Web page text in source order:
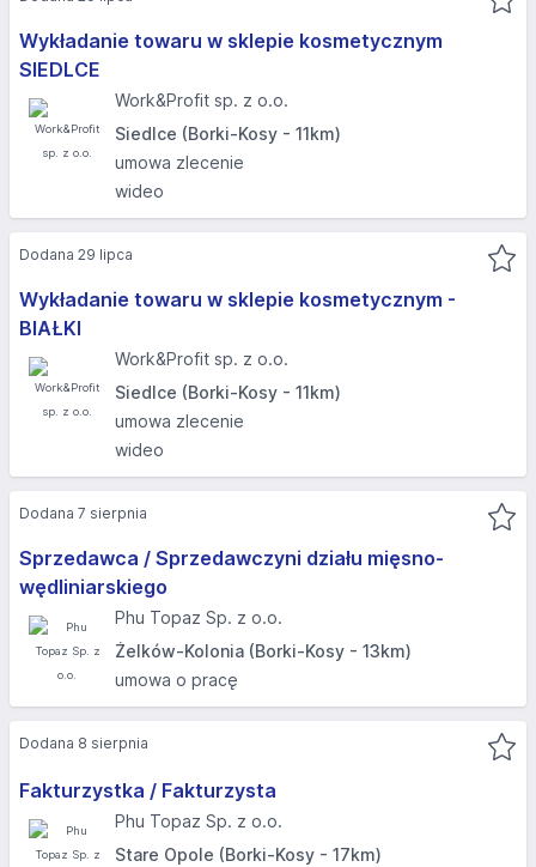
Wykładanie towaru w sklepie kosmetycznym
SIEDLCE
Work&Profit sp. z o.o.
Siedlce (Borki-Kosy - 11km)
umowa zlecenie
wideo
Wykładanie towaru w sklepie kosmetycznym -
BIAŁKI
Work&Profit sp. z o.o.
Siedlce (Borki-Kosy - 11km)
umowa zlecenie
wideo
Dodana 29 lipca
Sprzedawca / Sprzedawczyni działu mięsno-
wędliniarskiego
Phu Topaz Sp. z o.o.
Żelków-Kolonia (Borki-Kosy - 13km)
umowa o pracę
Dodana 7 sierpnia
Fakturzystka / Fakturzysta
Phu Topaz Sp. z o.o.
Stare Opole (Borki-Kosy - 17km)
Dodana 8 sierpnia